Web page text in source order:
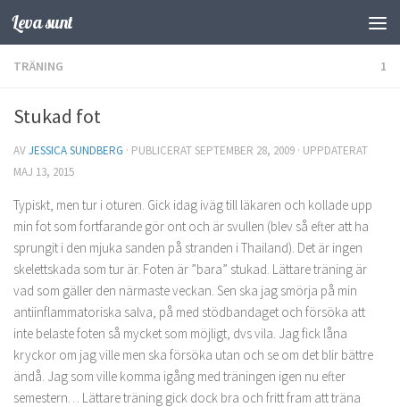
Hoppa till innehåll
Leva sunt
TRÄNING 1
Stukad fot
AVJESSICA SUNDBERG · PUBLICERATSEPTEMBER 28, 2009 · UPPDATERAT
MAJ 13, 2015
Typiskt, men tur i oturen. Gick idag iväg till läkaren och kollade upp
min fot som fortfarande gör ont och är svullen (blev så efter att ha
sprungit i den mjuka sanden på stranden i Thailand). Det är ingen
skelettskada som tur är. Foten är ”bara” stukad. Lättare träning är
vad som gäller den närmaste veckan. Sen ska jag smörja på min
antiinflammatoriska salva, på med stödbandaget och försöka att
inte belaste foten så mycket som möjligt, dvs vila. Jag fick låna
kryckor om jag ville men ska försöka utan och se om det blir bättre
ändå. Jag som ville komma igång med träningen igen nu efter
semestern… Lättare träning gick dock bra och fritt fram att träna